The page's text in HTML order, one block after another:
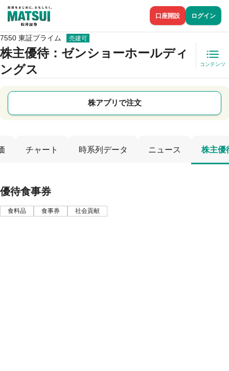
口座開設 ログイン
7550 東証プライム 売建可
株主優待：ゼンショーホールディ
ングス
コンテンツ
株アプリで注文
チャート 時系列データ ニュース 株主優
優待食事券
食料品 食事券 社会貢献